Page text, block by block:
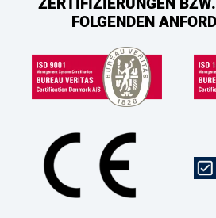
ZERTIFIZIERUNGEN
FOLGENDEN